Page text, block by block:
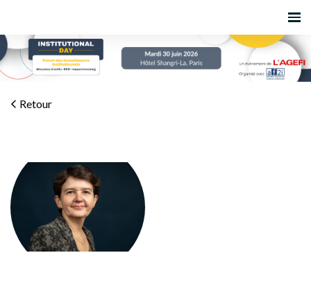
Retour